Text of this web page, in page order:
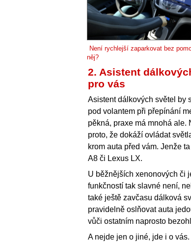
Není rychlejší zaparkovat bez
něj?
2. Asistent
pro vás
Asistent dálkových světel by
pod volantem při přepínání
pěkná, praxe má mnohá ale.
proto, že dokáží ovládat
krom auta před vám. Jenže
A8 či Lexus LX.
U běžnějších xenonových či
funkčností tak slavné není,
také ještě zavčasu dálková
pravidelně oslňovat auta
vůči ostatním naprosto
A nejde jen o jiné, jde i o